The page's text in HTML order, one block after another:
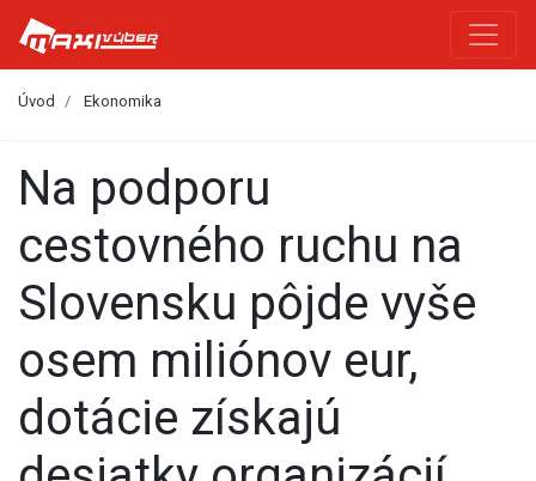
Úvod Ekonomika
Na podporu
cestovného ruchu na
Slovensku pôjde vyše
osem miliónov eur,
dotácie získajú